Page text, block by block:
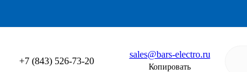
+7 (843) 526-73-20
sales@bars-electro.ru
Копировать